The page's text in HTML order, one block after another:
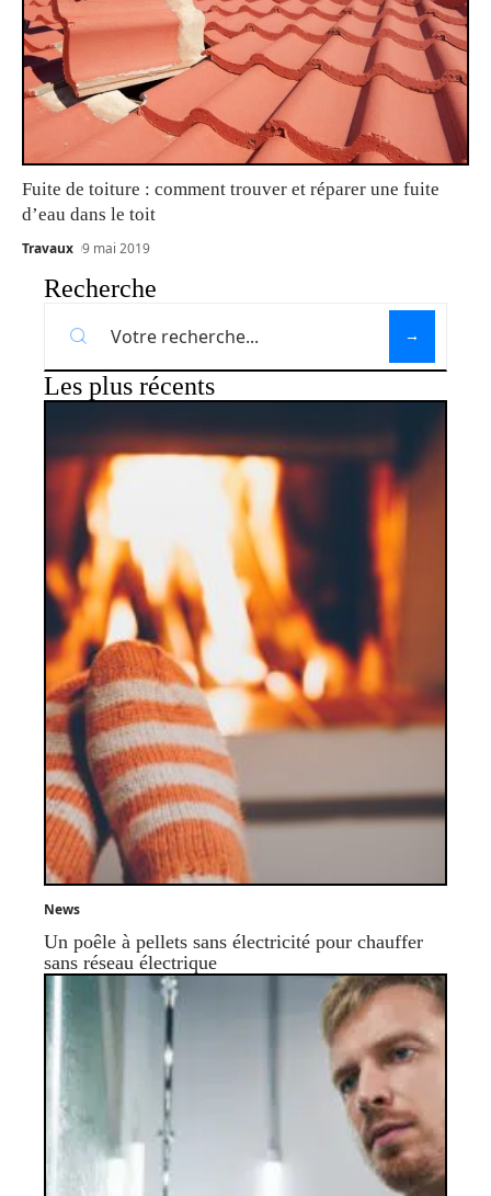
Fuite de toiture : comment trouver et réparer une fuite
d’eau dans le toit
Travaux 9 mai 2019
Recherche
Les plus récents
News
Un poêle à pellets sans électricité pour chauffer
sans réseau électrique